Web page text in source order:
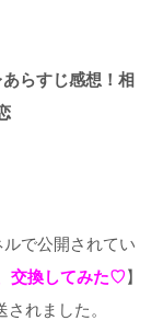
らすじ感想！相
で公開されてい
交換してみた♡】
れました。